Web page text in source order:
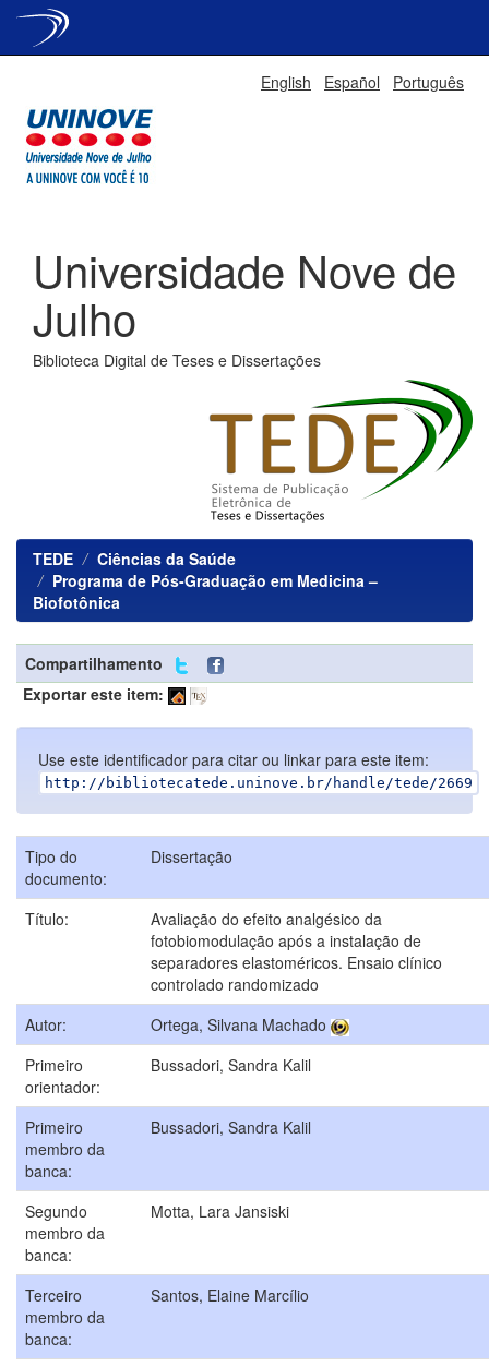
English Español Português
Universidade Nove de
Julho
Biblioteca Digital de Teses e Dissertações
TEDE
Ciências da Saúde
Programa de Pós-Graduação em Medicina –
Biofotônica
Compartilhamento
Exportar este item:
Use este identificador para citar ou linkar para este item:
http://bibliotecatede.uninove.br/handle/tede/2669
Tipo do
documento:
Dissertação
Título:
Avaliação do efeito analgésico da
fotobiomodulação após a instalação de
separadores elastoméricos. Ensaio clínico
controlado randomizado
Autor:
Ortega, Silvana Machado
Primeiro
orientador:
Bussadori, Sandra Kalil
Primeiro
membro da
banca:
Bussadori, Sandra Kalil
Segundo
membro da
banca:
Motta, Lara Jansiski
Terceiro
membro da
banca:
Santos, Elaine Marcílio